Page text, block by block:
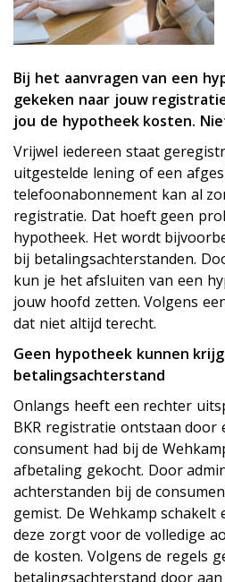
Bij het aanvragen van een
gekeken naar jouw
jou de hypotheek kosten.
Vrijwel iedereen staat
uitgestelde lening of een
telefoonabonnement kan al
registratie. Dat hoeft geen
hypotheek. Het wordt
bij betalingsachterstanden.
kun je het afsluiten van een
jouw hoofd zetten. Volgens
dat niet altijd terecht.
Geen hypotheek kunnen
betalingsachterstand
Onlangs heeft een rechter
BKR registratie ontstaan door
consument had bij de
afbetaling gekocht. Door
achterstanden bij de
gemist. De Wehkamp
deze zorgt voor de volledige
de kosten. Volgens de regels
betalingsachterstand door aan